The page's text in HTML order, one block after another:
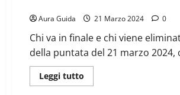
Aura Guida 21 Marzo 2024 0
Chi va in finale e chi viene
della puntata del 21 marzo 2024,
Leggi tutto